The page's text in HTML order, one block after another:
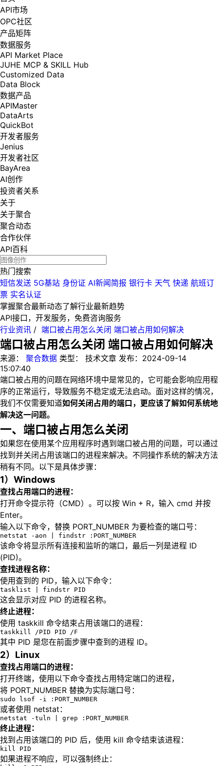
API市场
OPC社区
产品矩阵
数据服务
API Market Place
JUHE MCP & SKILL Hub
Customized Data
Data Block
数据产品
APIMaster
DataArts
QuickBot
开发者服务
Jenius
开发者社区
BayArea
AI创作
投资者关系
关于
关于聚合
聚合动态
合作伙伴
API百科
热门搜索
短信发送 5G基站 身份证 AI新闻简报 银行卡 天气 快递 航班订
票 实名认证
掌握聚合最新动态了解行业最新趋势
API接口，开发服务，免费咨询服务
行业资讯 / 端口被占用怎么关闭 端口被占用如何解决
端口被占用怎么关闭 端口被占用如何解决
来源： 聚合数据 类型： 技术文章 发布： 2024-09-14
15:07:40
端口被占用的问题在网络环境中是常见的，它可能会影响应用程
序的正常运行，导致服务不稳定或无法启动。面对这样的情况，
我们不仅需要知道如何关闭占用的端口，更应该了解如何系统地
解决这一问题。
一、端口被占用怎么关闭
如果您在使用某个应用程序时遇到端口被占用的问题，可以通过
找到并关闭占用该端口的进程来解决。不同操作系统的解决方法
稍有不同。以下是具体步骤：
1）Windows
查找占用端口的进程：
打开命令提示符（CMD）。可以按 Win + R，输入 cmd 并按
Enter。
输入以下命令，替换 PORT_NUMBER 为要检查的端口号：
netstat -aon | findstr :PORT_NUMBER
该命令将显示所有连接和监听的端口，最后一列是进程 ID
(PID)。
查找进程名称：
使用查到的 PID，输入以下命令：
tasklist | findstr PID
这会显示对应 PID 的进程名称。
终止进程：
使用 taskkill 命令结束占用该端口的进程：
taskkill /PID PID /F
其中 PID 是您在前面步骤中查到的进程 ID。
2）Linux
查找占用端口的进程：
打开终端，使用以下命令查找占用特定端口的进程，
将 PORT_NUMBER 替换为实际端口号：
sudo lsof -i :PORT_NUMBER
或者使用 netstat：
netstat -tuln | grep :PORT_NUMBER
终止进程：
找到占用该端口的 PID 后，使用 kill 命令结束该进程：
kill PID
如果进程不响应，可以强制终止：